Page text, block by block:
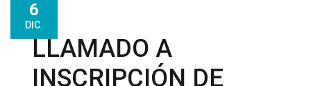
6
DIC.
LLAMADO A
INSCRIPCIÓN DE